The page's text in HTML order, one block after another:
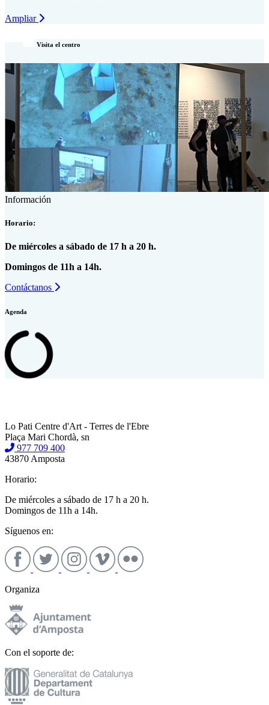
Ampliar
Visita el centro
Información
Horario:
De miércoles a sábado de 17 h a 20 h.
Domingos de 11h a 14h.
Contáctanos
Agenda
Lo Pati Centre d'Art - Terres de l'Ebre
Plaça Mari Chordà, sn
977 709 400
43870 Amposta
Horario:
De miércoles a sábado de 17 h a 20 h.
Domingos de 11h a 14h.
Síguenos en:
Organiza
Con el soporte de: